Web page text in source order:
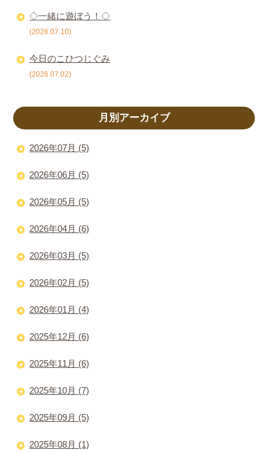
◇一緒に遊ぼう！◇
(2026.07.10)
今日のこひつじぐみ
(2026.07.02)
月別アーカイブ
2026年07月 (5)
2026年06月 (5)
2026年05月 (5)
2026年04月 (6)
2026年03月 (5)
2026年02月 (5)
2026年01月 (4)
2025年12月 (6)
2025年11月 (6)
2025年10月 (7)
2025年09月 (5)
2025年08月 (1)